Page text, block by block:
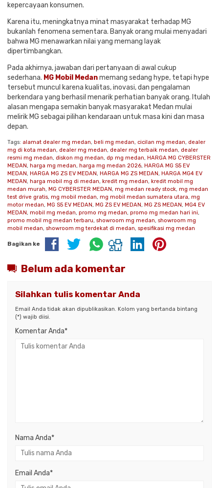
kepercayaan konsumen.
Karena itu, meningkatnya minat masyarakat terhadap MG
bukanlah fenomena sementara. Banyak orang mulai menyadari
bahwa MG menawarkan nilai yang memang layak
dipertimbangkan.
Pada akhirnya, jawaban dari pertanyaan di awal cukup
sederhana. MG Mobil Medanmemang sedang hype, tetapi hype
tersebut muncul karena kualitas, inovasi, dan pengalaman
berkendara yang berhasil menarik perhatian banyak orang. Itulah
alasan mengapa semakin banyak masyarakat Medan mulai
melirik MG sebagai pilihan kendaraan untuk masa kini dan masa
depan.
Tags: alamat dealer mg medan, beli mg medan, cicilan mg medan, dealer
mg di kota medan, dealer mg medan, dealer mg terbaik medan, dealer
resmi mg medan, diskon mg medan, dp mg medan, HARGA MG CYBERSTER
MEDAN, harga mg medan, harga mg medan 2026, HARGA MG S5 EV
MEDAN, HARGA MG ZS EV MEDAN, HARGA MG ZS MEDAN, HARGA MG4 EV
MEDAN, harga mobil mg di medan, kredit mg medan, kredit mobil mg
medan murah, MG CYBERSTER MEDAN, mg medan ready stock, mg medan
test drive gratis, mg mobil medan, mg mobil medan sumatera utara, mg
motor medan, MG S5 EV MEDAN, MG ZS EV MEDAN, MG ZS MEDAN, MG4 EV
MEDAN, mobil mg medan, promo mg medan, promo mg medan hari ini,
promo mobil mg medan terbaru, showroom mg medan, showroom mg
mobil medan, showroom mg terdekat di medan, spesifikasi mg medan
Bagikan ke
Belum ada komentar
Silahkan tulis komentar Anda
Email Anda tidak akan dipublikasikan. Kolom yang bertanda bintang
(*) wajib diisi.
Komentar Anda*
Nama Anda*
Email Anda*